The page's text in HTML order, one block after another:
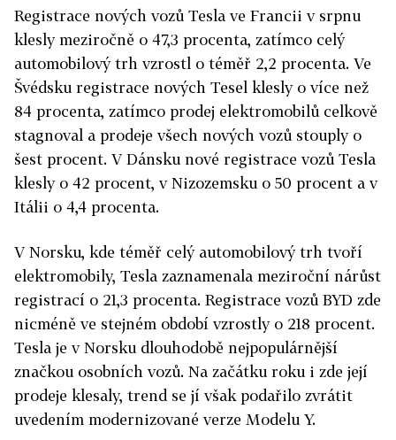
Registrace nových vozů Tesla ve Francii v srpnu
klesly meziročně o 47,3 procenta, zatímco celý
automobilový trh vzrostl o téměř 2,2 procenta. Ve
Švédsku registrace nových Tesel klesly o více než
84 procenta, zatímco prodej elektromobilů celkově
stagnoval a prodeje všech nových vozů stouply o
šest procent. V Dánsku nové registrace vozů Tesla
klesly o 42 procent, v Nizozemsku o 50 procent a v
Itálii o 4,4 procenta.
V Norsku, kde téměř celý automobilový trh tvoří
elektromobily, Tesla zaznamenala meziroční nárůst
registrací o 21,3 procenta. Registrace vozů BYD zde
nicméně ve stejném období vzrostly o 218 procent.
Tesla je v Norsku dlouhodobě nejpopulárnější
značkou osobních vozů. Na začátku roku i zde její
prodeje klesaly, trend se jí však podařilo zvrátit
uvedením modernizované verze Modelu Y.